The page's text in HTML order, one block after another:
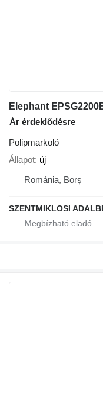
Elephant
Ár érdeklődésre
Polipmarkoló
Állapot új
Románia, Borș